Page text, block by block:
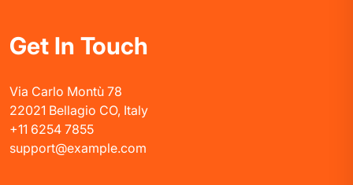
Get In Touch
Via Carlo Montù 78
22021 Bellagio CO, Italy
+11 6254 7855
support@example.com